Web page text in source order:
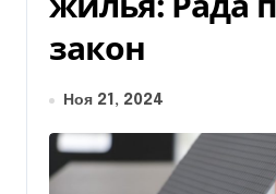
закон
Ноя 21, 2024